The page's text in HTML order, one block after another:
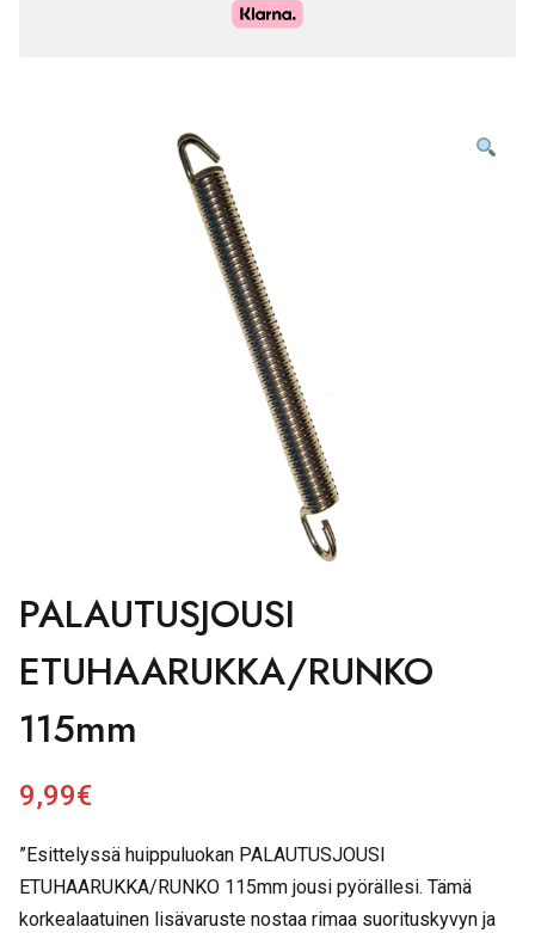
PALAUTUSJOUSI
ETUHAARUKKA/RUNKO
115mm
9,99€
”Esittelyssä huippuluokan PALAUTUSJOUSI
ETUHAARUKKA/RUNKO 115mm jousi pyörällesi. Tämä
korkealaatuinen lisävaruste nostaa rimaa suorituskyvyn ja